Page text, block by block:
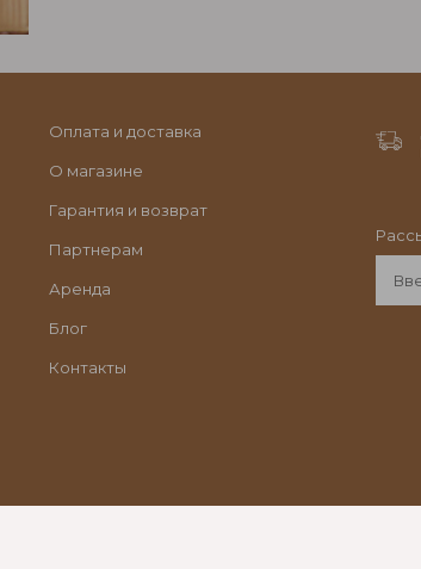
Оплата и доставка
О магазине
Гарантия и возврат
Партнерам
Аренда
Блог
Контакты